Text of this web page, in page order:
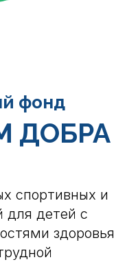
фонд
ДОБРА
спортивных и
для детей с
здоровья